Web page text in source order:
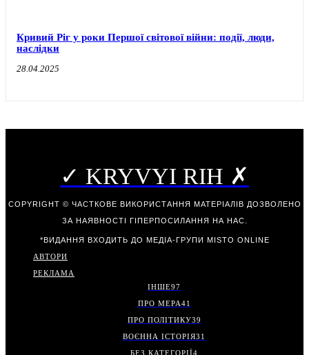
Кривий Ріг у роки Першої світової війни: події, люди,
наслідки
28.04.2025
✓ KRYVYI RIH ✗
COPYRIGHT © ЧАСТКОВЕ ВИКОРИСТАННЯ МАТЕРІАЛІВ ДОЗВОЛЕНО
ЗА НАЯВНОСТІ ГІПЕРПОСИЛАННЯ НА НАС.
*ВИДАННЯ ВХОДИТЬ ДО МЕДІА-ГРУПИ MISTO ONLINE
АВТОРИ
РЕКЛАМА
ІНШЕ97
ПРО МЕРА41
ПРО ПОЛІТИКУ39
ВОЄННА ІСТОРІЯ31
БЕЗ КАТЕГОРІЇ4